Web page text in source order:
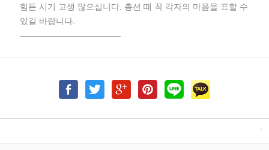
힘든 시기 고생 많으십니다. 총선 때 꼭 각자의 마음을 표할 수
있길 바랍니다.
————————————